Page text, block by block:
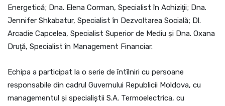
Energetică; Dna. Elena Corman, Specialist în Achiziţii; Dna.
Jennifer Shkabatur, Specialist în Dezvoltarea Socială; Dl.
Arcadie Capcelea, Specialist Superior de Mediu şi Dna. Oxana
Druţă, Specialist în Management Financiar.
Echipa a participat la o serie de întîlniri cu persoane
responsabile din cadrul Guvernului Republicii Moldova, cu
managementul şi specialiştii S.A. Termoelectrica, cu